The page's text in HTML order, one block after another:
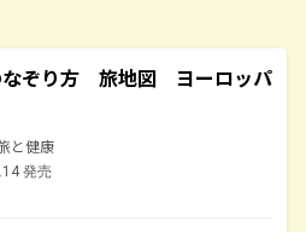
なぞり方 旅地図 ヨーロッパ
と健康
発売